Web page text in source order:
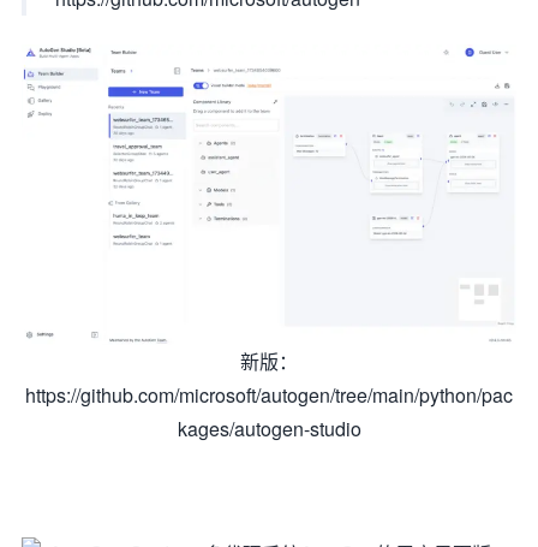
新版：
https://github.com/microsoft/autogen/tree/main/python/pac
kages/autogen-studio